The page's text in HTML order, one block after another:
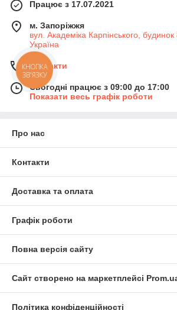
Працює з 17.07.2021
м. Запоріжжя
вул. Академіка Карпінського,
Україна
Контакти
Сьогодні працює з 09:00 до 17:00
Показати весь графік роботи
Про нас
Контакти
Доставка та оплата
Графік роботи
Повна версія сайту
Сайт створено на маркетплейсі
Політика конфіденційності
КНОПКА
ЗВ'ЯЗКУ